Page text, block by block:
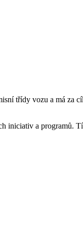
třídy vozu a má za
iniciativ a programů.